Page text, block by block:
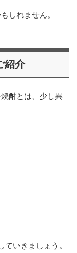
しれません。
紹介
酎とは、少し異
ていきましょう。